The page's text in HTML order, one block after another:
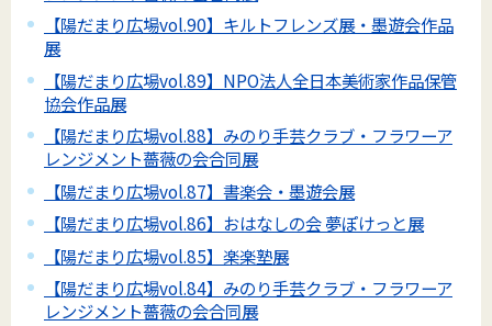
【陽だまり広場vol.90】キルトフレンズ展・墨遊会作品
展
【陽だまり広場vol.89】NPO法人全日本美術家作品保管
協会作品展
【陽だまり広場vol.88】みのり手芸クラブ・フラワーア
レンジメント薔薇の会合同展
【陽だまり広場vol.87】書楽会・墨遊会展
【陽だまり広場vol.86】おはなしの会 夢ぽけっと展
【陽だまり広場vol.85】楽楽塾展
【陽だまり広場vol.84】みのり手芸クラブ・フラワーア
レンジメント薔薇の会合同展